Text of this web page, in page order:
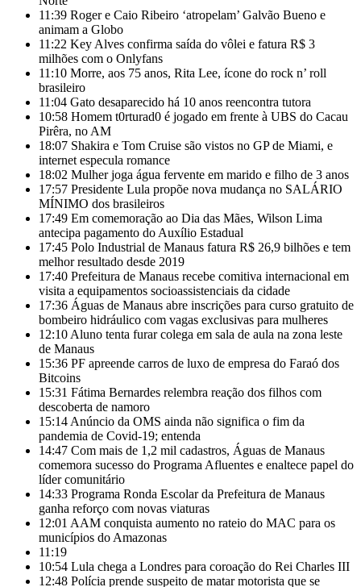
11:39 Roger e Caio Ribeiro ‘atropelam’ Galvão Bueno e
animam a Globo
11:22 Key Alves confirma saída do vôlei e fatura R$ 3
milhões com o Onlyfans
11:10 Morre, aos 75 anos, Rita Lee, ícone do rock n’ roll
brasileiro
11:04 Gato desaparecido há 10 anos reencontra tutora
10:58 Homem t0rturad0 é jogado em frente à UBS do Cacau
Pirêra, no AM
18:07 Shakira e Tom Cruise são vistos no GP de Miami, e
internet especula romance
18:02 Mulher joga água fervente em marido e filho de 3 anos
17:57 Presidente Lula propõe nova mudança no SALÁRIO
MÍNIMO dos brasileiros
17:49 Em comemoração ao Dia das Mães, Wilson Lima
antecipa pagamento do Auxílio Estadual
17:45 Polo Industrial de Manaus fatura R$ 26,9 bilhões e tem
melhor resultado desde 2019
17:40 Prefeitura de Manaus recebe comitiva internacional em
visita a equipamentos socioassistenciais da cidade
17:36 Águas de Manaus abre inscrições para curso gratuito de
bombeiro hidráulico com vagas exclusivas para mulheres
12:10 Aluno tenta furar colega em sala de aula na zona leste
de Manaus
15:36 PF apreende carros de luxo de empresa do Faraó dos
Bitcoins
15:31 Fátima Bernardes relembra reação dos filhos com
descoberta de namoro
15:14 Anúncio da OMS ainda não significa o fim da
pandemia de Covid-19; entenda
14:47 Com mais de 1,2 mil cadastros, Águas de Manaus
comemora sucesso do Programa Afluentes e enaltece papel do
líder comunitário
14:33 Programa Ronda Escolar da Prefeitura de Manaus
ganha reforço com novas viaturas
12:01 AAM conquista aumento no rateio do MAC para os
municípios do Amazonas
11:19
10:54 Lula chega a Londres para coroação do Rei Charles III
12:48 Polícia prende suspeito de matar motorista que se